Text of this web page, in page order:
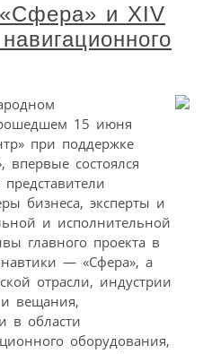
«Сфера» и XIV
15 июня
при поддержке
впервые состоялся
бизнеса, эксперты и
и исполнительной
главного проекта в
— «Сфера», а
отрасли, индустрии
и вещания,
в области
оборудования,